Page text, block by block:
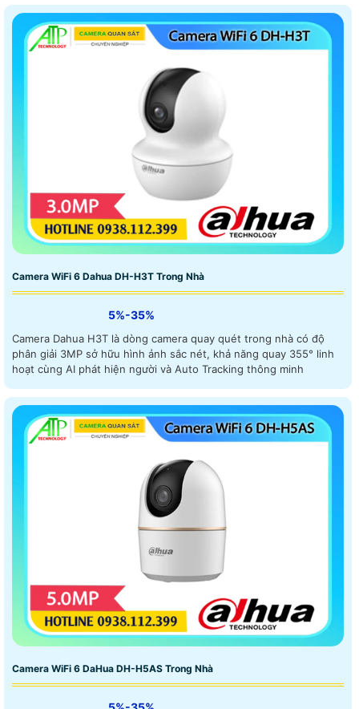
Camera WiFi 6 Dahua DH-H3T Trong Nhà
5%-35%
Camera Dahua H3T là dòng camera quay quét trong nhà có độ
phân giải 3MP sở hữu hình ảnh sắc nét, khả năng quay 355° linh
hoạt cùng AI phát hiện người và Auto Tracking thông minh
Camera WiFi 6 DaHua DH-H5AS Trong Nhà